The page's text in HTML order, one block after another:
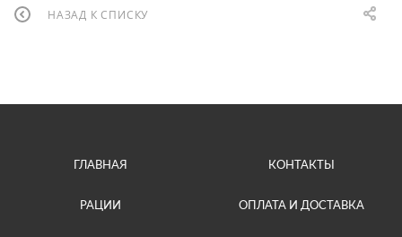
НАЗАД К СПИСКУ
ГЛАВНАЯ
РАЦИИ
КОНТАКТЫ
ОПЛАТА И ДОСТАВКА